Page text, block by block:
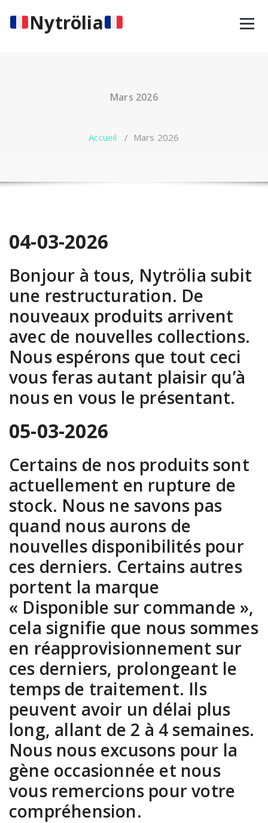
contenuNytrölia
Mars 2026
Accueil / Mars 2026
04-03-2026
Bonjour à tous, Nytrölia subit
une restructuration. De
nouveaux produits arrivent
avec de nouvelles collections.
Nous espérons que tout ceci
vous feras autant plaisir qu’à
nous en vous le présentant.
05-03-2026
Certains de nos produits sont
actuellement en rupture de
stock. Nous ne savons pas
quand nous aurons de
nouvelles disponibilités pour
ces derniers. Certains autres
portent la marque
« Disponible sur commande »,
cela signifie que nous sommes
en réapprovisionnement sur
ces derniers, prolongeant le
temps de traitement. Ils
peuvent avoir un délai plus
long, allant de 2 à 4 semaines.
Nous nous excusons pour la
gène occasionnée et nous
vous remercions pour votre
compréhension.